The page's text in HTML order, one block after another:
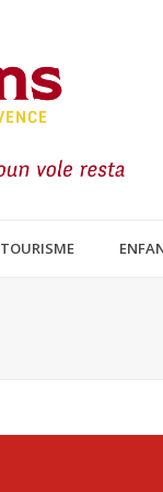
TOURISME